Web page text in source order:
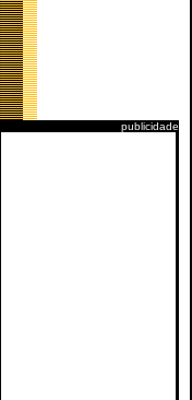
publicidade